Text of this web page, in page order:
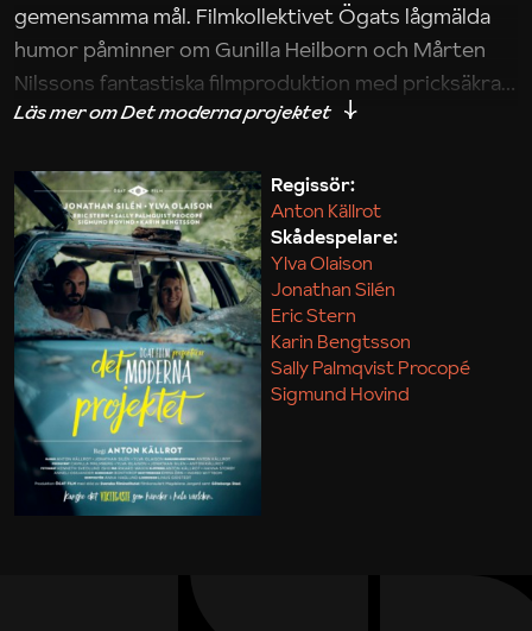
gemensamma mål. Filmkollektivet Ögats lågmälda
humor påminner om Gunilla Heilborn och Mårten
Nilssons fantastiska filmproduktion med pricksäkra
iakttagelser om hur svårt det kan vara att omsätta
Maja Kekonius
Regissör:
Anton Källrot
Skådespelare:
Ylva Olaison
Jonathan Silén
Eric Stern
Karin Bengtsson
Sally Palmqvist Procopé
Sigmund Hovind